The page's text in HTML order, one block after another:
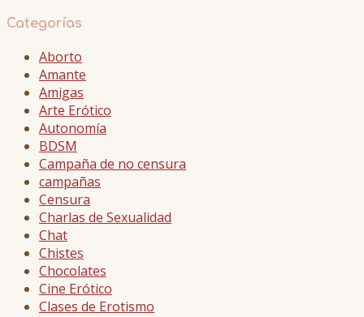
Categorías
Aborto
Amante
Amigas
Arte Erótico
Autonomía
BDSM
Campaña de no censura
campañas
Censura
Charlas de Sexualidad
Chat
Chistes
Chocolates
Cine Erótico
Clases de Erotismo